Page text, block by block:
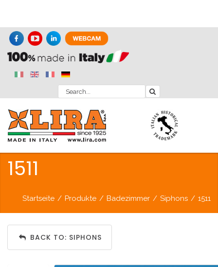
1511
Startseite / Produkte / Badezimmer / Siphons / 1511
BACK TO: SIPHONS